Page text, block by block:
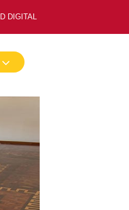
DIGITAL